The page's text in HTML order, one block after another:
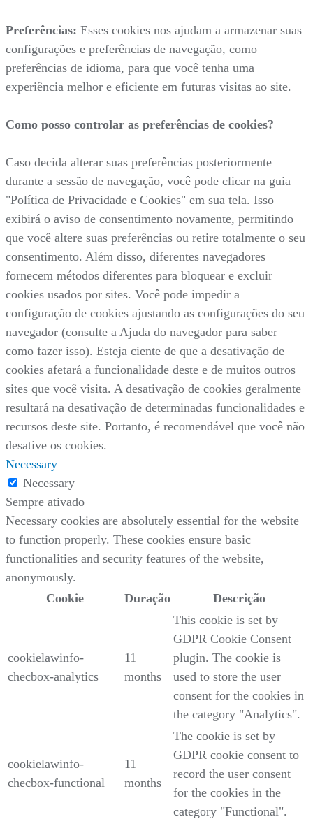
Preferências: Esses cookies nos ajudam a armazenar suas
configurações e preferências de navegação, como
preferências de idioma, para que você tenha uma
experiência melhor e eficiente em futuras visitas ao site.
Como posso controlar as preferências de cookies?
Caso decida alterar suas preferências posteriormente
durante a sessão de navegação, você pode clicar na guia
"Política de Privacidade e Cookies" em sua tela. Isso
exibirá o aviso de consentimento novamente, permitindo
que você altere suas preferências ou retire totalmente o seu
consentimento. Além disso, diferentes navegadores
fornecem métodos diferentes para bloquear e excluir
cookies usados por sites. Você pode impedir a
configuração de cookies ajustando as configurações do seu
navegador (consulte a Ajuda do navegador para saber
como fazer isso). Esteja ciente de que a desativação de
cookies afetará a funcionalidade deste e de muitos outros
sites que você visita. A desativação de cookies geralmente
resultará na desativação de determinadas funcionalidades e
recursos deste site. Portanto, é recomendável que você não
desative os cookies.
Necessary
Necessary
Sempre ativado
Necessary cookies are absolutely essential for the website
to function properly. These cookies ensure basic
functionalities and security features of the website,
anonymously.
Cookie
Duração Descrição
cookielawinfo-
checbox-analytics
11
months
This cookie is set by
GDPR Cookie Consent
plugin. The cookie is
used to store the user
consent for the cookies in
the category "Analytics".
cookielawinfo-
checbox-functional
11
months
The cookie is set by
GDPR cookie consent to
record the user consent
for the cookies in the
category "Functional".